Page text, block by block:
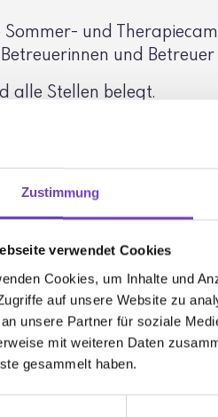
Zustimmung
verwendet Cookies
Cookies, um Inhalte und
auf unsere Website zu
unsere Partner für soziale
mit weiteren Daten
gesammelt haben.
Sommer- und
und
alle Stellen belegt.